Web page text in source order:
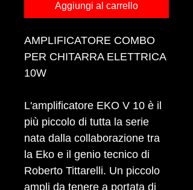
Aggiungi al carrello
AMPLIFICATORE COMBO
PER CHITARRA ELETTRICA
10W
L'amplificatore EKO V 10 è il
più piccolo di tutta la serie
nata dalla collaborazione tra
la Eko e il genio tecnico di
Roberto Tittarelli. Un piccolo
ampli da tenere a portata di